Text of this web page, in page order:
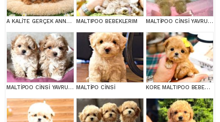
A KALİTE GERÇEK ANNE BABA MALTİPOO YAVRULAR MALTIPOO BEBEKLERIM MALTİPOO CİNSİ YAVRULAR EV ÜRETİMİ
MALTİPOO CİNSİ YAVRULAR EV ÜRETİMİ MALTİPO CİNSİ KORE MALTIPOO BEBEKLERIM